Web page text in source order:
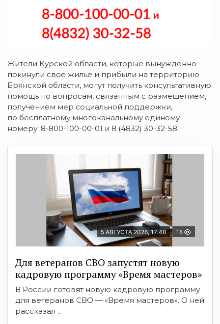
Жители Курской области, которые вынужденно
покинули свое жилье и прибыли на территорию
Брянской области, могут получить консультативную
помощь по вопросам, связанным с размещением,
получением мер социальной поддержки,
по бесплатному многоканальному единому
номеру: 8-800-100-00-01 и 8 (4832) 30-32-58.
5 АВГУСТА 2026, 17:48 18
Для ветеранов СВО запустят новую
кадровую программу «Время мастеров»
В России готовят новую кадровую программу
для ветеранов СВО — «Время мастеров». О ней
рассказал ...